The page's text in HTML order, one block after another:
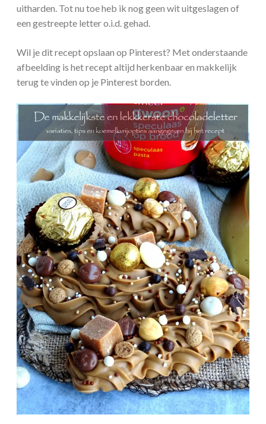
uitharden. Tot nu toe heb ik nog geen wit uitgeslagen of
een gestreepte letter o.i.d. gehad.
Wil je dit recept opslaan op Pinterest? Met onderstaande
afbeelding is het recept altijd herkenbaar en makkelijk
terug te vinden op je Pinterest borden.